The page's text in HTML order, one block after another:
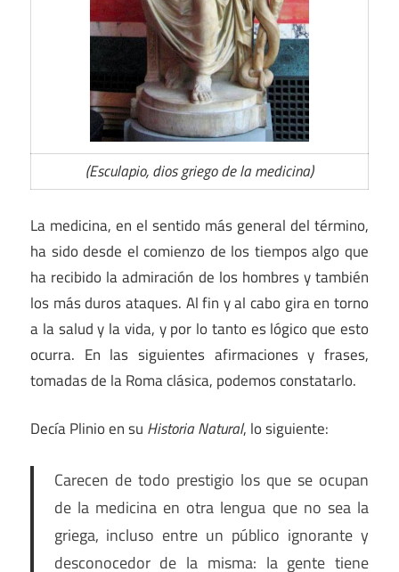
(Esculapio, dios griego de la medicina)
La medicina, en el sentido más general del término,
ha sido desde el comienzo de los tiempos algo que
ha recibido la admiración de los hombres y también
los más duros ataques. Al fin y al cabo gira en torno
a la salud y la vida, y por lo tanto es lógico que esto
ocurra. En las siguientes afirmaciones y frases,
tomadas de la Roma clásica, podemos constatarlo.
Decía Plinio en su Historia Natural, lo siguiente:
Carecen de todo prestigio los que se ocupan
de la medicina en otra lengua que no sea la
griega, incluso entre un público ignorante y
desconocedor de la misma: la gente tiene